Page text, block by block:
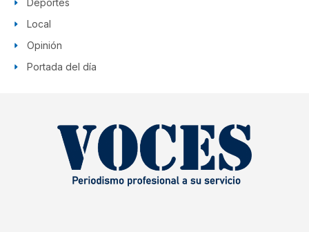
Deportes
Local
Opinión
Portada del día